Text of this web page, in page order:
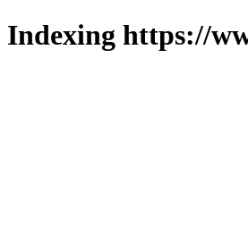
Indexing https://